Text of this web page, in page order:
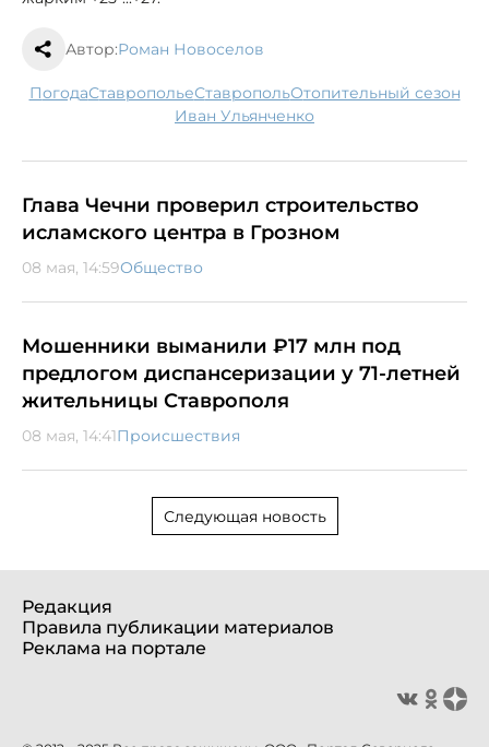
Автор:Роман Новоселов
погода Ставрополье Ставрополь
отопительный сезон
Иван Ульянченко
Глава Чечни проверил строительство
исламского центра в Грозном
08 мая, 14:59Общество
Мошенники выманили ₽17 млн под
предлогом диспансеризации у 71-летней
жительницы Ставрополя
08 мая, 14:41Происшествия
Следующая новость
Редакция
Правила публикации материалов
Реклама на портале